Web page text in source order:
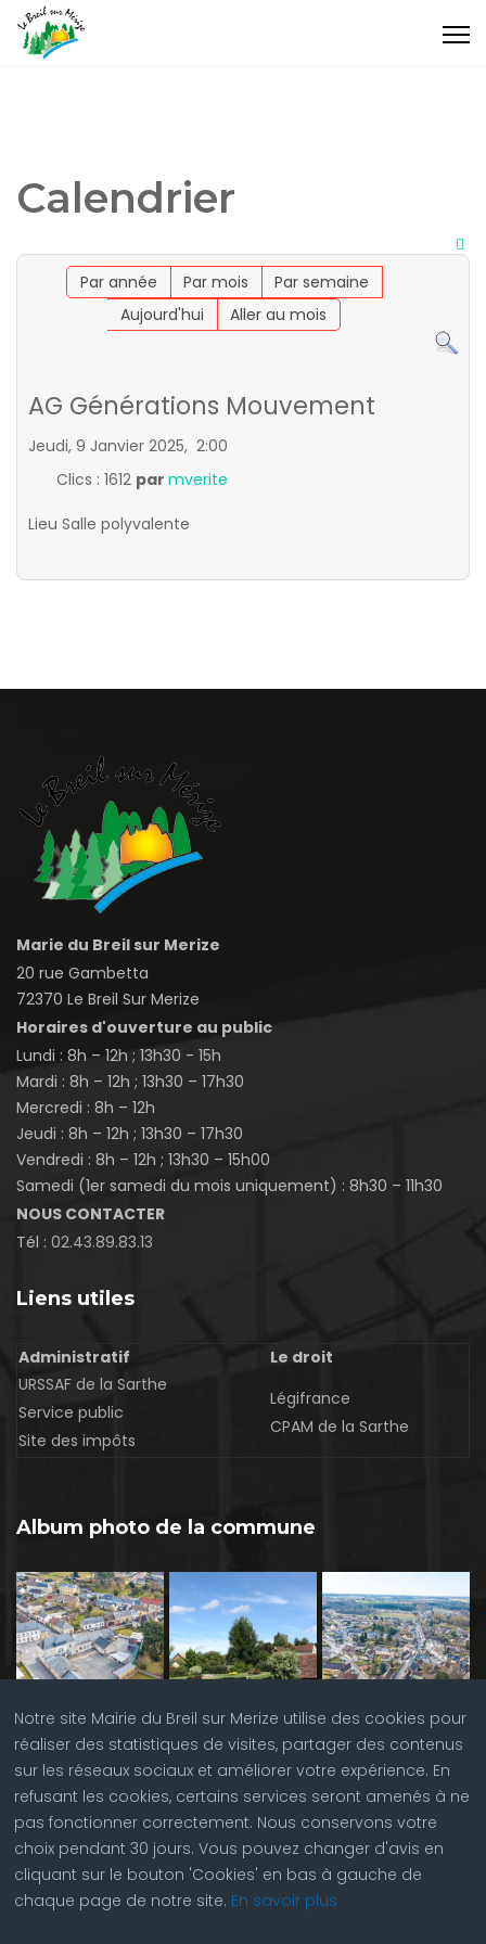
Calendrier
Par année Par mois
Par semaine
Aujourd'hui
Aller au mois
AG Générations Mouvement
Jeudi, 9 Janvier 2025, 2:00
Clics : 1612 parmverite
Lieu Salle polyvalente
Marie du Breil sur Merize
20 rue Gambetta
72370 Le Breil Sur Merize
Horaires d'ouverture au public
Lundi : 8h – 12h ; 13h30 - 15h
Mardi : 8h – 12h ; 13h30 – 17h30
Mercredi : 8h – 12h
Jeudi : 8h – 12h ; 13h30 – 17h30
Vendredi : 8h – 12h ; 13h30 – 15h00
Samedi (1er samedi du mois uniquement) : 8h30 – 11h30
NOUS CONTACTER
Tél : 02.43.89.83.13
Notre site Mairie du Breil sur Merize utilise des cookies pour
réaliser des statistiques de visites, partager des contenus
sur les réseaux sociaux et améliorer votre expérience. En
refusant les cookies, certains services seront amenés à ne
pas fonctionner correctement. Nous conservons votre
choix pendant 30 jours. Vous pouvez changer d'avis en
cliquant sur le bouton 'Cookies' en bas à gauche de
chaque page de notre site. En savoir plus
Liens utiles
Administratif
Le droit
URSSAF de la Sarthe
Service public
Site des impôts
Légifrance
CPAM de la Sarthe
Album photo de la commune